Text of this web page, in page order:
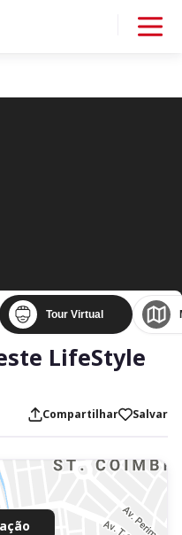
Tour Virtual
LifeStyle
Compartilhar Salvar